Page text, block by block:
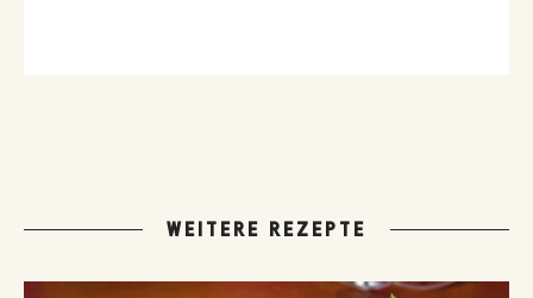
WEITERE REZEPTE